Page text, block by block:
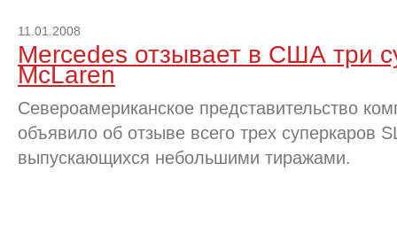
11.01.2008
Mercedes отзывает в США три
McLaren
Североамериканское представительство
объявило об отзыве всего трех суперкаров
выпускающихся небольшими тиражами.